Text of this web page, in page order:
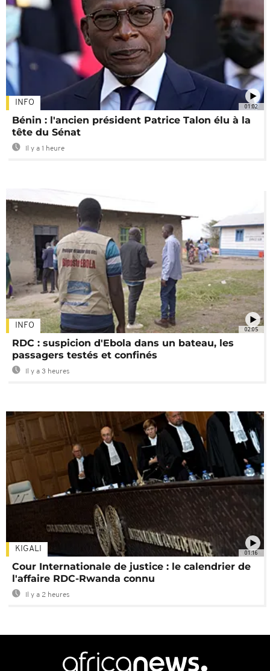
01:02
INFO
Bénin : l'ancien président Patrice Talon élu à la
tête du Sénat
Il y a 1 heure
02:05
INFO
RDC : suspicion d'Ebola dans un bateau, les
passagers testés et confinés
Il y a 3 heures
01:16
KIGALI
Cour Internationale de justice : le calendrier de
l'affaire RDC-Rwanda connu
Il y a 2 heures